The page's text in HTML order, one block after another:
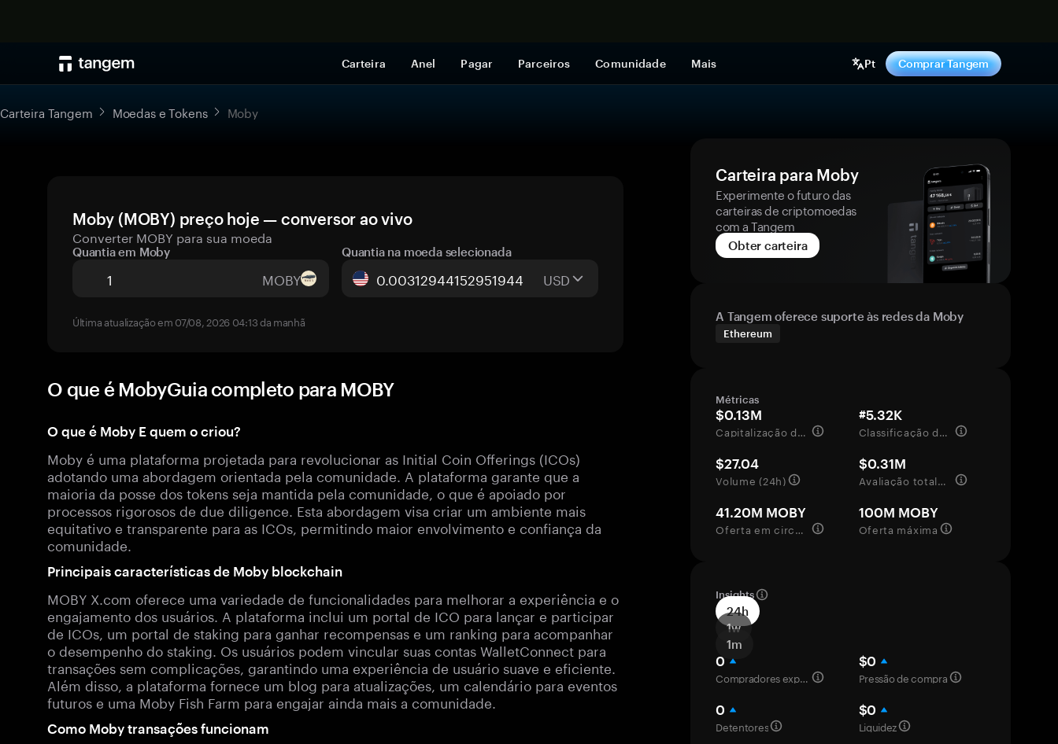
Carteira Anel Pagar Parceiros Comunidade Mais Pt Comprar Tangem
Carteira Tangem Moedas e Tokens Moby
Moby (MOBY) preço hoje — conversor ao vivo
Converter MOBY para sua moeda
Quantia em Moby
MOBY
Quantia na moeda selecionada
USD
Última atualização em 07/08, 2026 04:13 da manhã
O que é MobyGuia completo para MOBY
O que é Moby E quem o criou?
Moby é uma plataforma projetada para revolucionar as Initial Coin Offerings (ICOs)
adotando uma abordagem orientada pela comunidade. A plataforma garante que a
maioria da posse dos tokens seja mantida pela comunidade, o que é apoiado por
processos rigorosos de due diligence. Esta abordagem visa criar um ambiente mais
equitativo e transparente para as ICOs, permitindo maior envolvimento e confiança da
comunidade.
Principais características de Moby blockchain
MOBY X.com oferece uma variedade de funcionalidades para melhorar a experiência e o
engajamento dos usuários. A plataforma inclui um portal de ICO para lançar e participar
de ICOs, um portal de staking para ganhar recompensas e um ranking para acompanhar
o desempenho do staking. Os usuários podem vincular suas contas WalletConnect para
transações sem complicações, garantindo uma experiência de usuário suave e eficiente.
Além disso, a plataforma fornece um blog para atualizações, um calendário para eventos
futuros e uma Moby Fish Farm para engajar ainda mais a comunidade.
Como Moby transações funcionam
Carteira para Moby
Experimente o futuro das
carteiras de criptomoedas
com a Tangem
Obter carteira
A Tangem oferece suporte às redes da Moby
Ethereum
Métricas
$0.13M
Capitalização de mercado
#5.32K
Classificação de mercado
$27.04
Volume (24h)
$0.31M
Avaliação totalmente diluída
41.20M MOBY
Oferta em circulação
100M MOBY
Oferta máxima
Insights
24h
1w
1m
0
Compradores experientes
$0
Pressão de compra
0
Detentores
$0
Liquidez